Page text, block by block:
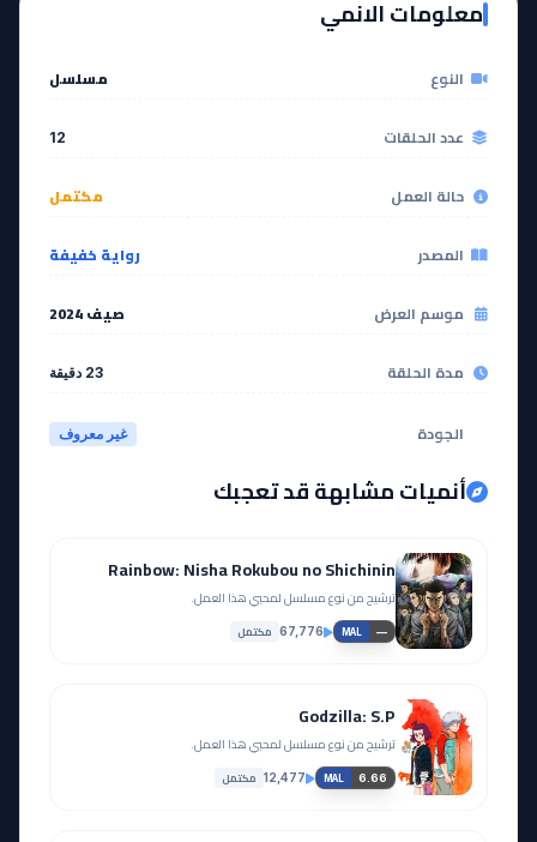
مشاهدة
معلومات الانمي
النوع مسلسل
عدد الحلقات 12
حالة العمل مكتمل
المصدر رواية خفيفة
موسم العرض صيف 2024
مدة الحلقة 23 دقيقة
الجودة غير معروف
أنميات مشابهة قد تعجبك
Rainbow: Nisha Rokubou no Shichinin
ترشيح من نوع مسلسل لمحبي هذا العمل.
MAL —
67,776 مكتمل
Godzilla: S.P
ترشيح من نوع مسلسل لمحبي هذا العمل.
MAL 6.66
12,477 مكتمل